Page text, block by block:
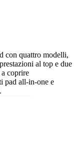
con quattro modelli,
al top e due
coprire
pad all-in-one e